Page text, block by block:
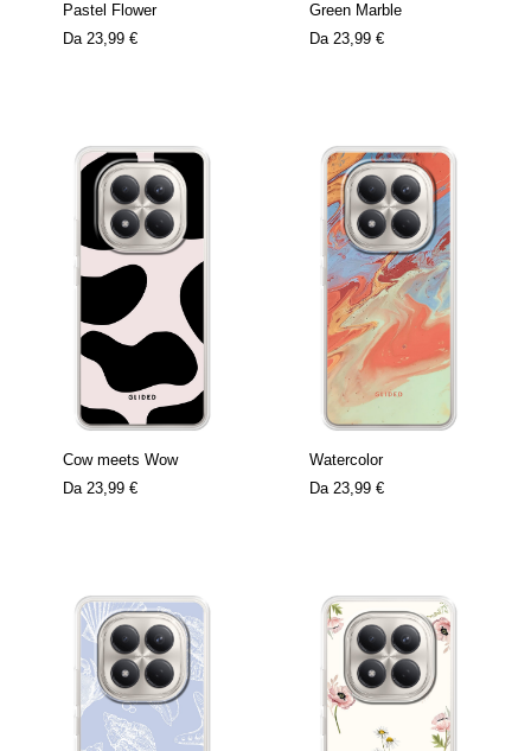
Pastel Flower
Da 23,99 €
Green Marble
Da 23,99 €
Cow meets Wow
Da 23,99 €
Watercolor
Da 23,99 €